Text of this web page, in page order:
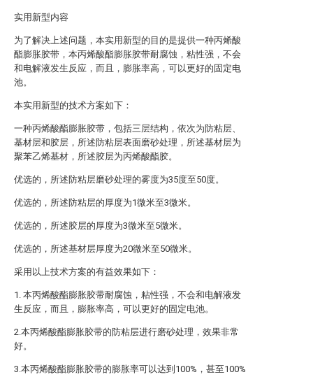
实用新型内容
为了解决上述问题，本实用新型的目的是提供一种丙烯酸
酯膨胀胶带，本丙烯酸酯膨胀胶带耐腐蚀，粘性强，不会
和电解液发生反应，而且，膨胀率高，可以更好的固定电
池。
本实用新型的技术方案如下：
一种丙烯酸酯膨胀胶带，包括三层结构，依次为防粘层、
基材层和胶层，所述防粘层表面磨砂处理，所述基材层为
聚苯乙烯基材，所述胶层为丙烯酸酯胶。
优选的，所述防粘层磨砂处理的雾度为35度至50度。
优选的，所述防粘层的厚度为1微米至3微米。
优选的，所述胶层的厚度为3微米至5微米。
优选的，所述基材层厚度为20微米至50微米。
采用以上技术方案的有益效果如下：
1. 本丙烯酸酯膨胀胶带耐腐蚀，粘性强，不会和电解液发
生反应，而且，膨胀率高，可以更好的固定电池。
2.本丙烯酸酯膨胀胶带的防粘层进行磨砂处理，效果非常
好。
3.本丙烯酸酯膨胀胶带的膨胀率可以达到100%，甚至100%